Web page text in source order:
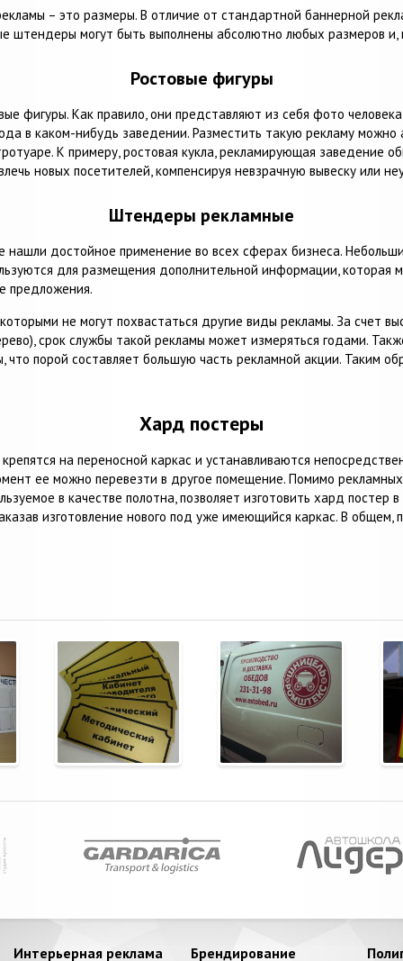
– это размеры. В отличие от стандартной баннерной
штендеры могут быть выполнены абсолютно любых размеров
Ростовые фигуры
фигуры. Как правило, они представляют из себя фото
в каком-нибудь заведении. Разместить такую рекламу
К примеру, ростовая кукла, рекламирующая заведение
новых посетителей, компенсируя невзрачную вывеску или
Штендеры рекламные
достойное применение во всех сферах бизнеса.
для размещения дополнительной информации, которая
предложения.
не могут похвастаться другие виды рекламы. За счет
срок службы такой рекламы может измеряться годами.
порой составляет большую часть рекламной акции. Таким
Хард постеры
на переносной каркас и устанавливаются
ее можно перевезти в другое помещение. Помимо
в качестве полотна, позволяет изготовить хард постер
изготовление нового под уже имеющийся каркас. В
Интерьерная реклама
Брендирование